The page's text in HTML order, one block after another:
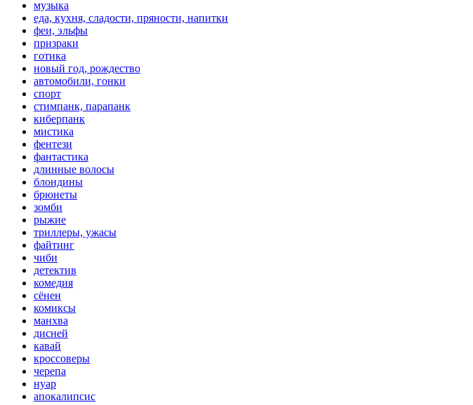
музыка
еда, кухня, сладости, пряности, напитки
феи, эльфы
призраки
готика
новый год, рождество
автомобили, гонки
спорт
стимпанк, парапанк
киберпанк
мистика
фентези
фантастика
длинные волосы
блондины
брюнеты
зомби
рыжие
триллеры, ужасы
файтинг
чиби
детектив
комедия
сёнен
комиксы
манхва
дисней
кавай
кроссоверы
черепа
нуар
апокалипсис